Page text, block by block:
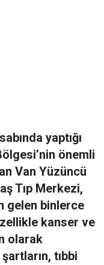
yaptığı
önemli
Van Yüzüncü
Tıp Merkezi,
gelen binlerce
kanser ve
olarak
tıbbi